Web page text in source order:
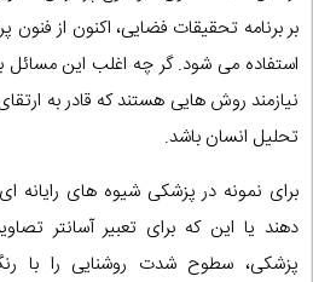
بر برنامه تحقیقات فضایی، اکنون از فنون
استفاده می شود. گر چه اغلب این مسائل
نیازمند روش هایی هستند که قادر به
تحلیل انسان باشد.
دهند یا این که برای تعبیر آسانتر
پزشکی، سطوح شدت روشنایی را با